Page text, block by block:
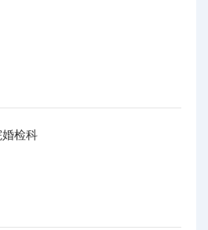
检科